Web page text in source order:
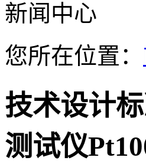
新闻中心
您所在位置：
技术设计
测试仪